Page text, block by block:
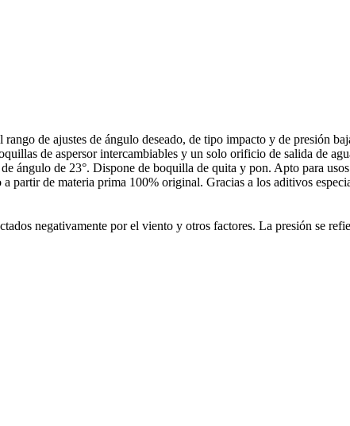
de ajustes de ángulo deseado, de tipo impacto y de presión
de aspersor intercambiables y un solo orificio de salida de
ángulo de 23°. Dispone de boquilla de quita y pon. Apto para
partir de materia prima 100% original. Gracias a los aditivos
negativamente por el viento y otros factores. La presión se